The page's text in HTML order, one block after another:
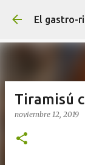
El gastro-
Tiramisú
noviembre 12, 2019